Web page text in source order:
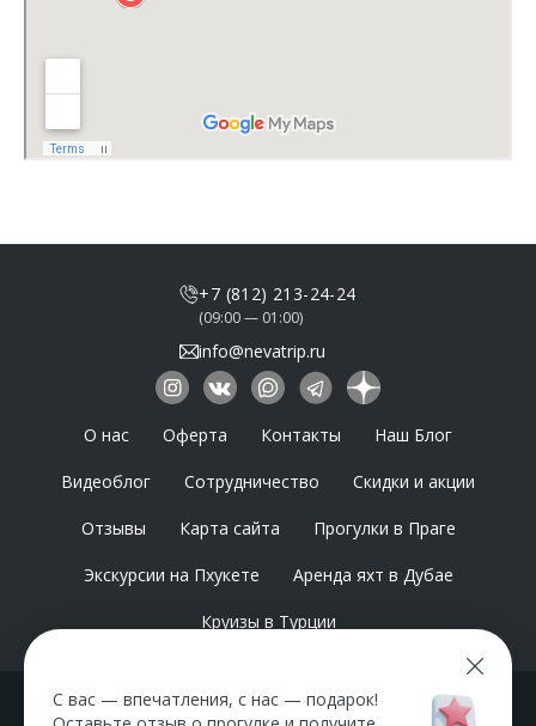
С вас — впечатления, с нас — подарок!
+7 (812) 213-24-24
(09:00 — 01:00)
info@nevatrip.ru
О нас Оферта Контакты Наш Блог
Видеоблог Сотрудничество Скидки и акции
Отзывы Карта сайта Прогулки в Праге
Экскурсии на Пхукете Аренда яхт в Дубае
Круизы в Турции